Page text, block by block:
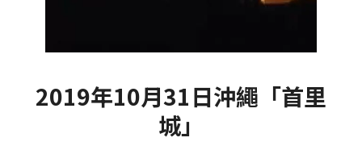
2019年10月31日沖繩「首里
城」